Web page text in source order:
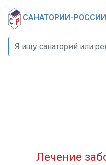
САНАТОРИИ-
Лечение